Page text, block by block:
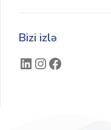
Bizi izlə